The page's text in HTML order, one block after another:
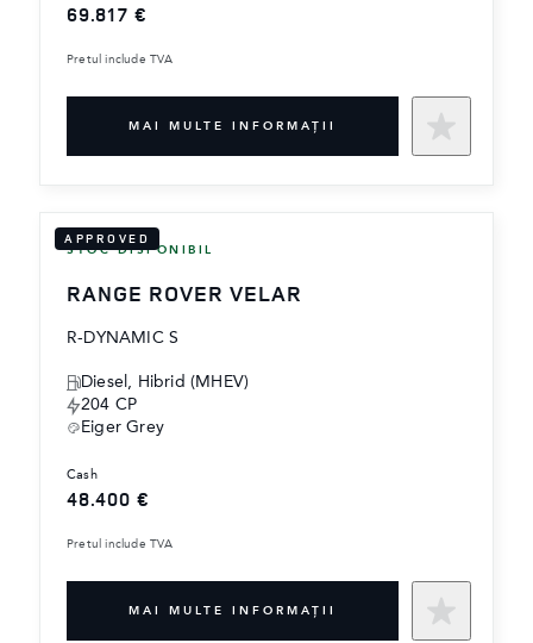
69.817 €
Pretul include TVA
MAI MULTE INFORMAŢII
APPROVED
STOC DISPONIBIL
RANGE ROVER VELAR
R-DYNAMIC S
Diesel, Hibrid (MHEV)
204 CP
Eiger Grey
cash
48.400 €
Pretul include TVA
MAI MULTE INFORMAŢII